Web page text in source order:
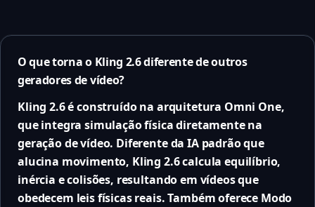
O que torna o Kling 2.6 diferente de outros
geradores de vídeo?
Kling 2.6 é construído na arquitetura Omni One,
que integra simulação física diretamente na
geração de vídeo. Diferente da IA padrão que
alucina movimento, Kling 2.6 calcula equilíbrio,
inércia e colisões, resultando em vídeos que
obedecem leis físicas reais. Também oferece Modo